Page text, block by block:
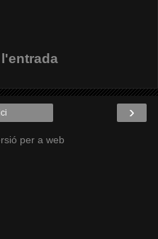
›
per a web